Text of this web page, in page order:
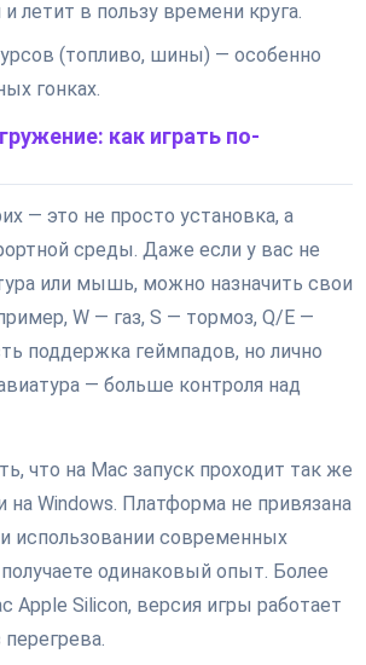
летит в пользу времени круга.
(топливо, шины) — особенно
гонках.
как играть по-
— это не просто установка, а
среды. Даже если у вас не
или мышь, можно назначить свои
W — газ, S — тормоз, Q/E —
поддержка геймпадов, но лично
— больше контроля над
что на Mac запуск проходит так же
на Windows. Платформа не привязана
использовании современных
одинаковый опыт. Более
Apple Silicon, версия игры работает